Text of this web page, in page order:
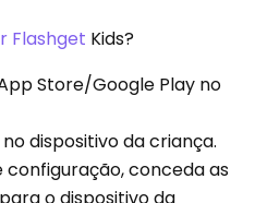
Flashget Kids?
Store/Google Play no
dispositivo da criança.
configuração, conceda as
o dispositivo da